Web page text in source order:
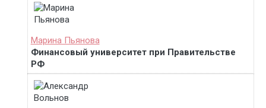
Марина Пьянова
Финансовый университет при Правительстве
РФ